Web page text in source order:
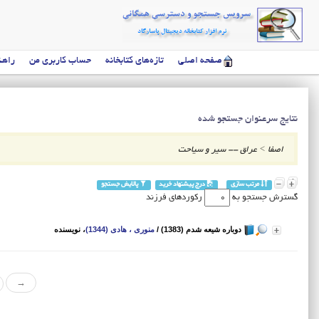
صفحه اصلی تازه‌های کتابخانه حساب کاربری من
نتایج سرعنوان جستجو شده
اصفا > عراق -- سیر و سیاحت
مرتب سازی درج پیشنهاد خرید پالایش جستجو
گسترش جستجو به رکوردهای فرزند
دوباره شیعه شدم (1383) / منوری ، هادی (1344) ، نویسنده
→